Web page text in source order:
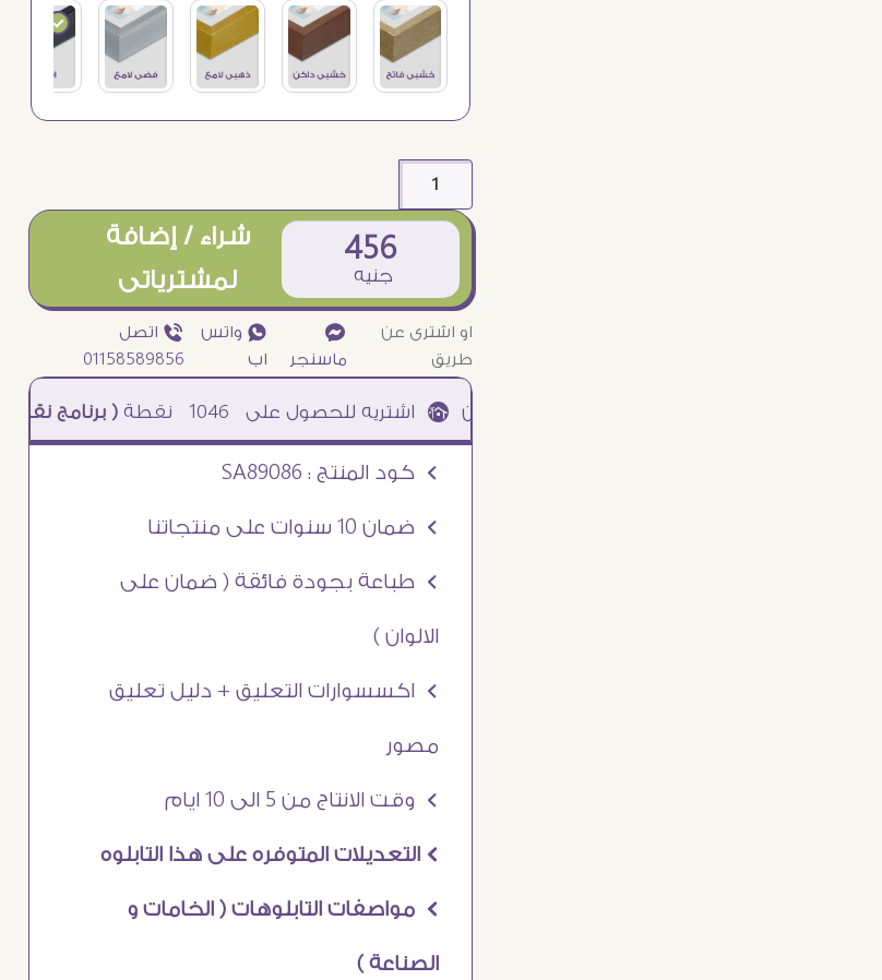
456
جنيه
شراء / إضافة
لمشترياتى
او اشترى عن
طريق
¥
ماسنجر
₧ واتس
اب
ƒ اتصل
01158589856
1046 نقطة( برنامج نقاطى )à خصم 5% للعملاء الجدد à شحن مجانى عند الشراء ب 4000 جنيه à
Ö كود المنتج : SA89086
Ö ضمان 10 سنوات على منتجاتنا
Ö طباعة بجودة فائقة ( ضمان على
الالوان )
Ö اكسسوارات التعليق + دليل تعليق
مصور
Ö وقت الانتاج من 5 الى 10 ايام
Ö التعديلات المتوفره على هذا التابلوه
Ö مواصفات التابلوهات ( الخامات و
الصناعة )